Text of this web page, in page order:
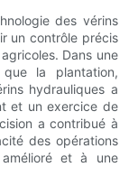
des vérins
un contrôle précis
Dans une
que la plantation,
hydrauliques a
et un exercice de
a contribué à
des opérations
et à une